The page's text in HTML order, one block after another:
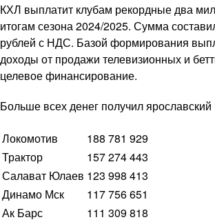
КХЛ выплатит клубам рекордные два
итогам сезона 2024/2025. Сумма
рублей с НДС. Базой формирования
доходы от продажи телевизионных и
целевое финансирование.
Больше всех денег получил
Локомотив
188 781 929
Трактор
157 274 443
Салават Юлаев 123 998 413
Динамо Мск
117 756 651
Ак Барс
111 309 818